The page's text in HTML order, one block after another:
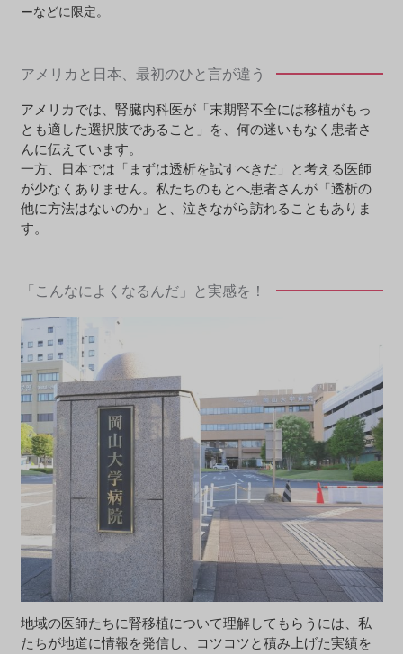
ーなどに限定。
アメリカと日本、最初のひと言が違う
アメリカでは、腎臓内科医が「末期腎不全には移植がもっ
とも適した選択肢であること」を、何の迷いもなく患者さ
んに伝えています。
一方、日本では「まずは透析を試すべきだ」と考える医師
が少なくありません。私たちのもとへ患者さんが「透析の
他に方法はないのか」と、泣きながら訪れることもありま
す。
「こんなによくなるんだ」と実感を！
地域の医師たちに腎移植について理解してもらうには、私
たちが地道に情報を発信し、コツコツと積み上げた実績を